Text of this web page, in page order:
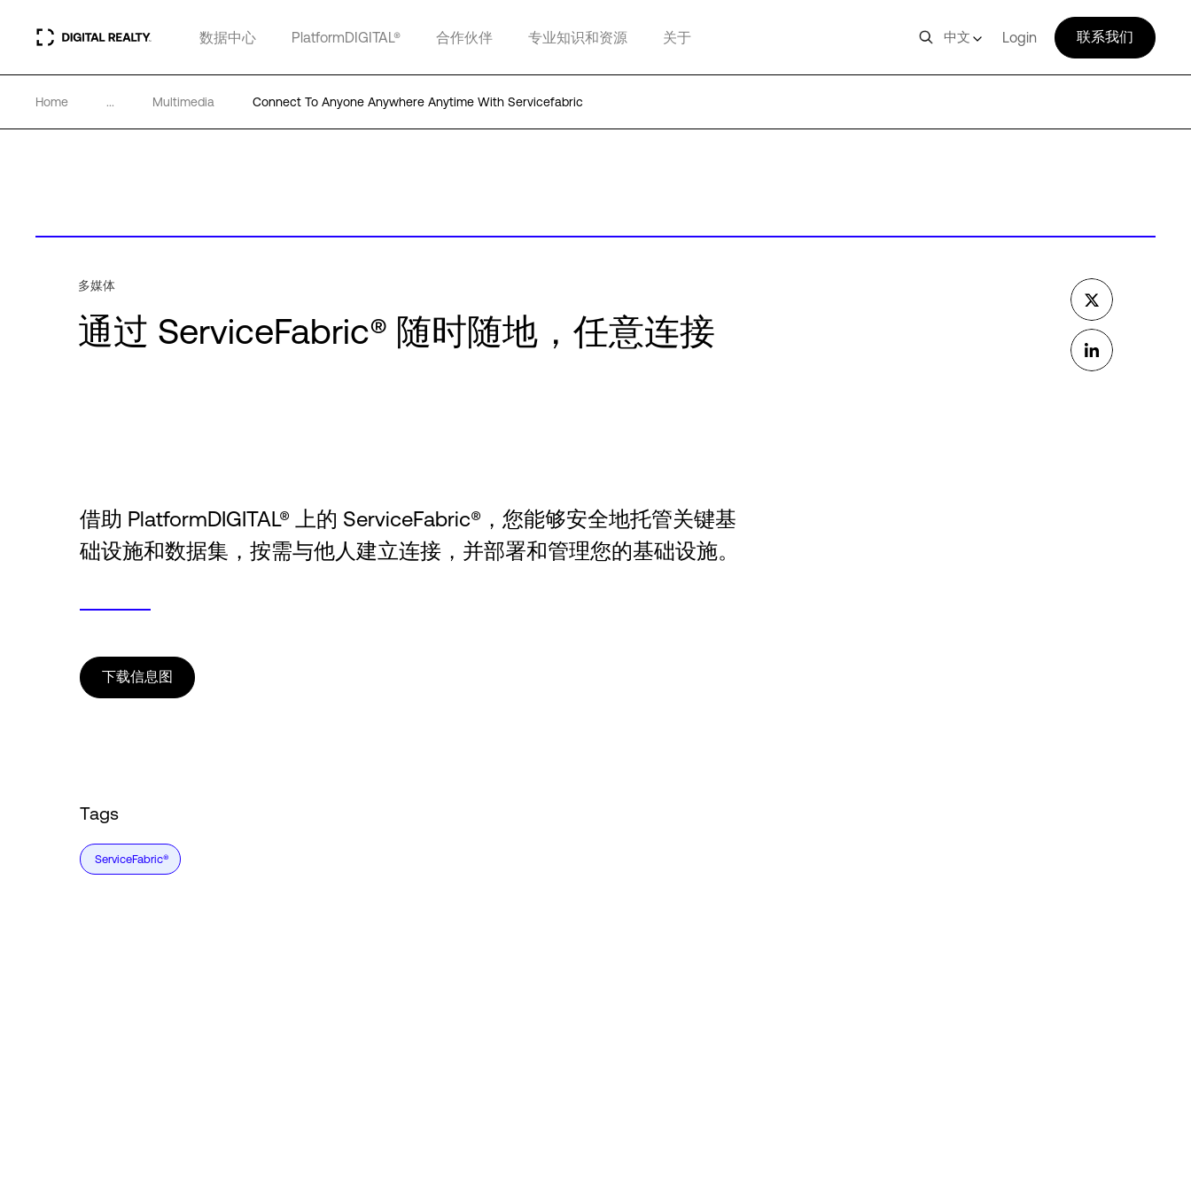
数据中心 PlatformDIGITAL® 合作伙伴 专业知识和资源 关于 中文 Login 联系我们
Home ... Multimedia Connect To Anyone Anywhere Anytime With Servicefabric
多媒体
通过 ServiceFabric® 随时随地，任意连接
借助 PlatformDIGITAL® 上的 ServiceFabric®，您能够安全地托管关键基
础设施和数据集，按需与他人建立连接，并部署和管理您的基础设施。
下载信息图
Tags
ServiceFabric®